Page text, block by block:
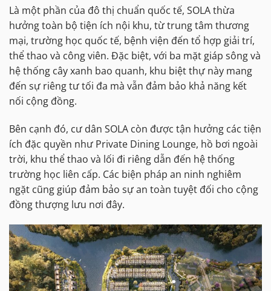
Là một phần của đô thị chuẩn quốc tế, SOLA thừa
hưởng toàn bộ tiện ích nội khu, từ trung tâm thương
mại, trường học quốc tế, bệnh viện đến tổ hợp giải trí,
thể thao và công viên. Đặc biệt, với ba mặt giáp sông và
hệ thống cây xanh bao quanh, khu biệt thự này mang
đến sự riêng tư tối đa mà vẫn đảm bảo khả năng kết
nối cộng đồng.
Bên cạnh đó, cư dân SOLA còn được tận hưởng các tiện
ích đặc quyền như Private Dining Lounge, hồ bơi ngoài
trời, khu thể thao và lối đi riêng dẫn đến hệ thống
trường học liên cấp. Các biện pháp an ninh nghiêm
ngặt cũng giúp đảm bảo sự an toàn tuyệt đối cho cộng
đồng thượng lưu nơi đây.